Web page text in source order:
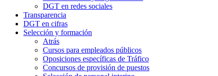
DGT en redes sociales
Transparencia
DGT en cifras
Selección y formación
Atrás
Cursos para empleados públicos
Oposiciones específicas de Tráfico
Concursos de provisión de puestos